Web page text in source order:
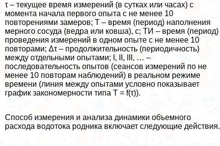
τ – текущее время измерений (в сутках или часах) с
момента начала первого опыта с не менее 10
повторениями замеров; T – время (период) наполнения
мерного сосуда (ведра или ковша), с; TИ – время (период)
проведения измерений в одном опыте с не менее 10
повторами; Δτ – продолжительность (периодичность)
между отдельными опытами; I, II, III, … –
последовательность опытов (сеансов измерений по не
менее 10 повторам наблюдений) в реальном режиме
времени (линия между опытами условно показывает
график закономерности типа T = f(τ)).
Способ измерения и анализа динамики объемного
расхода водотока родника включает следующие действия.